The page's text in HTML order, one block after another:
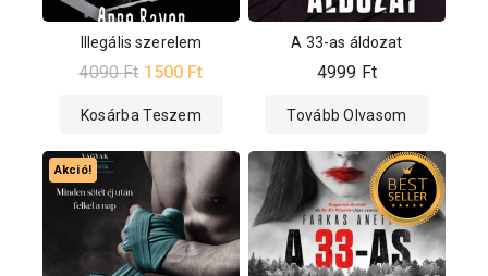
Illegális szerelem
4090Ft 1500 Ft
Kosárba Teszem
A 33-as áldozat
4999 Ft
Tovább Olvasom
Akció!